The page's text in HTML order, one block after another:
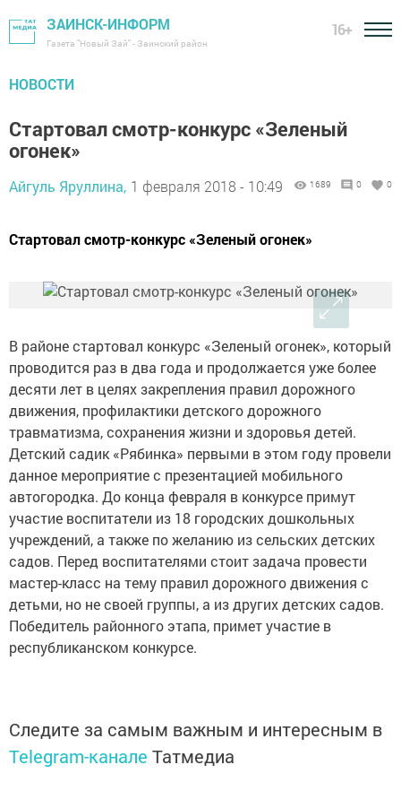
ЗАИНСК-ИНФОРМ
Газета "Новый Зай" - Заинский район
16+
НОВОСТИ
Стартовал смотр-конкурс «Зеленый
огонек»
Айгуль Яруллина, 1 февраля 2018 - 10:49 1689 0 0
Стартовал смотр-конкурс «Зеленый огонек»
В районе стартовал конкурс «Зеленый огонек», который
проводится раз в два года и продолжается уже более
десяти лет в целях закрепления правил дорожного
движения, профилактики детского дорожного
травматизма, сохранения жизни и здоровья детей.
Детский садик «Рябинка» первыми в этом году провели
данное мероприятие с презентацией мобильного
автогородка. До конца февраля в конкурсе примут
участие воспитатели из 18 городских дошкольных
учреждений, а также по желанию из сельских детских
садов. Перед воспитателями стоит задача провести
мастер-класс на тему правил дорожного движения с
детьми, но не своей группы, а из других детских садов.
Победитель районного этапа, примет участие в
республиканском конкурсе.
Следите за самым важным и интересным в
Telegram-канале Татмедиа